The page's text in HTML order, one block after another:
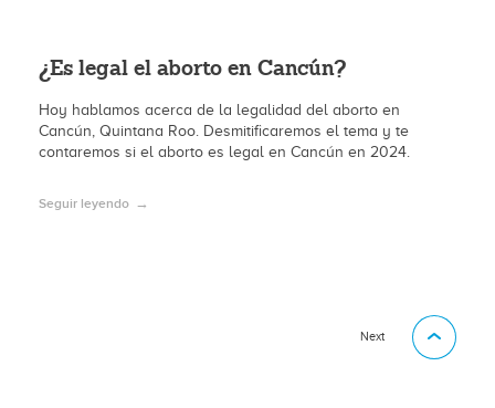
¿Es legal el aborto en Cancún?
Hoy hablamos acerca de la legalidad del aborto en
Cancún, Quintana Roo. Desmitificaremos el tema y te
contaremos si el aborto es legal en Cancún en 2024.
Seguir leyendo
Next